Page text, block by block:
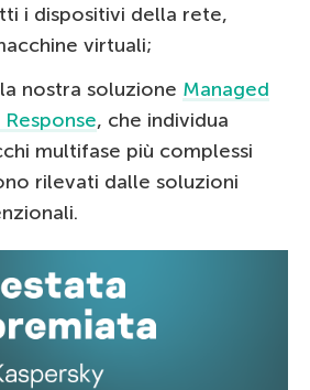
i dispositivi della rete,
virtuali;
nostra soluzione Managed
, che individua
multifase più complessi
rilevati dalle soluzioni